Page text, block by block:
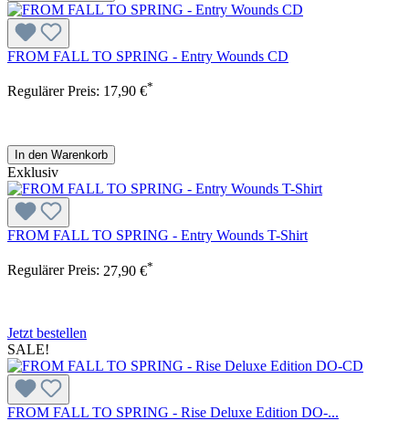
FROM FALL TO SPRING - Entry Wounds CD
Regulärer Preis: 17,90 €*
In den Warenkorb
Exklusiv
FROM FALL TO SPRING - Entry Wounds T-Shirt
Regulärer Preis: 27,90 €*
Jetzt bestellen
SALE!
FROM FALL TO SPRING - Rise Deluxe Edition DO-...